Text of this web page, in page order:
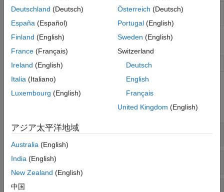
強化学習デザ
強化学習エージェントの設計、学習、および
ブロック
RL Agent 強化学習エージェント
関数
エージェント
エージェントのオプション
Deutschland (Deutsch)
España (Español)
Finland (English)
France (Français)
Ireland (English)
Italia (Italiano)
Luxembourg (English)
Österreich (Deutsch)
Portugal(English)
Sweden (English)
Switzerland
Deutsch
English
Français
United Kingdom (English)
アジア太平洋地域
Australia (English)
India (English)
New Zealand (English)
中国